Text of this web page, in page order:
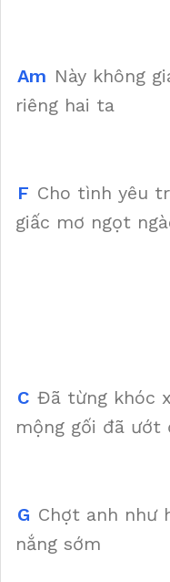
Am Này không
riêng hai ta
F Cho tình yêu
giấc mơ ngọt
C Đã từng khóc
mộng gối đã ướt
G Chợt anh như
nắng sớm